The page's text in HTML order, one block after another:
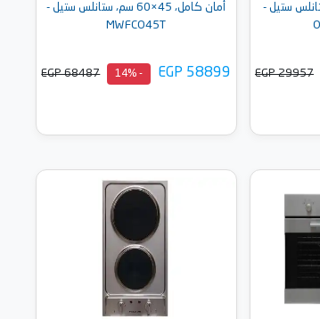
60 سم، ستانلس ستيل -
EGP 29957
أمان كامل، 45×60 سم، ستانلس ستيل -
MWFCO45T
EGP 58899
- 14%
EGP 68487
أضف إلى السلة